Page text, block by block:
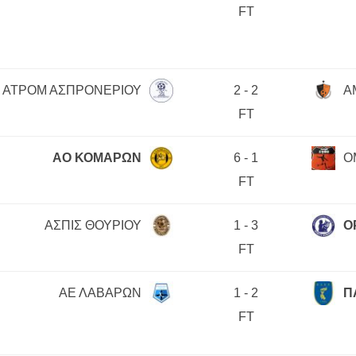
FT
ΑΤΡΟΜ ΑΣΠΡΟΝΕΡΙΟΥ 2 -2
FT
ΑΟ ΚΟΜΑΡΩΝ 6 - 1
FT
ΑΣΠΙΣ ΘΟΥΡΙΟΥ 1 -3
FT
ΑΕ ΛΑΒΑΡΩΝ 1 -2
FT